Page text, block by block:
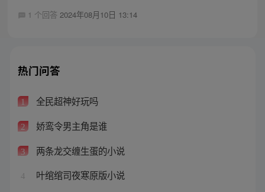
1 个回答 2024年08月10日 13:14
热门问答
1 全民超神好玩吗
2 娇鸾令男主角是谁
3 两条龙交缠生蛋的小说
4 叶绾绾司夜寒原版小说